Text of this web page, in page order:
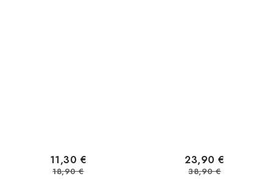
11,30 €
18,90 €
23,90 €
38,90 €